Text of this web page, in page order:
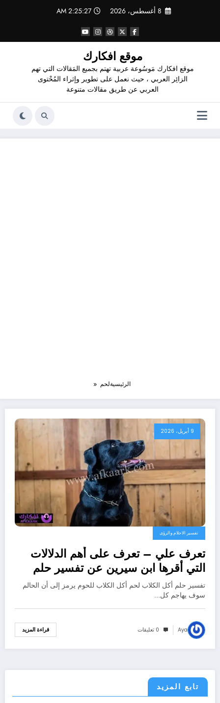
8 أغسطس، 2026 2:25:28 AM
موقع افكارك
موقع افكارك مَوسُوعة عربية تهتم بجميع المَقالات التي تهم
الزائِر العربي ، حيث نعمل على تطوير وإثراء المُحْتوى
العربي عن طريق مقالات متنوعة
الرئيسيةلحم
9 أبريل، 2026
تفسير الاحلام والرؤى
تعرف علي – تعرف على أهم الدلالات
التي أقرها ابن سيرين عن تفسير حلم
الكلاب تأكل لحم – بالتفصيل
تفسير حلم أكل الكلاب لحم أكل الكلاب للحوم يرمز إلى أن الحالم
سوف يهاجم كل…
Aya 0 تعليقات قراءة المزيد
تابع المزيد